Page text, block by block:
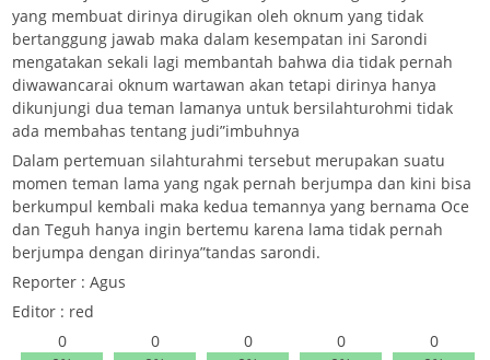
yang membuat dirinya dirugikan oleh oknum yang tidak
bertanggung jawab maka dalam kesempatan ini Sarondi
mengatakan sekali lagi membantah bahwa dia tidak pernah
diwawancarai oknum wartawan akan tetapi dirinya hanya
dikunjungi dua teman lamanya untuk bersilahturohmi tidak
ada membahas tentang judi”imbuhnya
Dalam pertemuan silahturahmi tersebut merupakan suatu
momen teman lama yang ngak pernah berjumpa dan kini bisa
berkumpul kembali maka kedua temannya yang bernama Oce
dan Teguh hanya ingin bertemu karena lama tidak pernah
berjumpa dengan dirinya”tandas sarondi.
Reporter : Agus
Editor : red
0
0
0
0
0